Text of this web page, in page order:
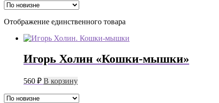
Отображение единственного товара
Игорь Холин «Кошки-мышки»
560 ₽ В корзину